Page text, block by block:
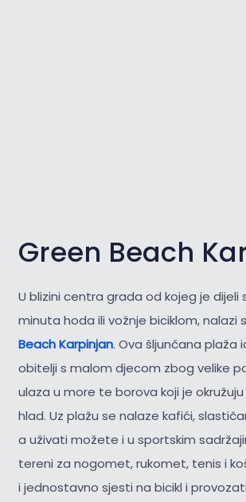
Green Beach
U blizini centra grada od kojeg je dijeli
minuta hoda ili vožnje biciklom, nalazi
Beach Karpinjan. Ova šljunčana plaža
obitelji s malom djecom zbog velike
ulaza u more te borova koji je
hlad. Uz plažu se nalaze kafići,
a uživati možete i u sportskim
tereni za nogomet, rukomet, tenis i
i jednostavno sjesti na bicikl i